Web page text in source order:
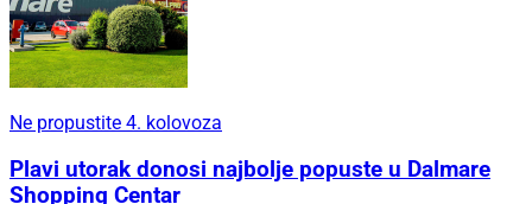
Ne propustite 4. kolovoza
Plavi utorak donosi najbolje popuste u Dalmare
Shopping Centar